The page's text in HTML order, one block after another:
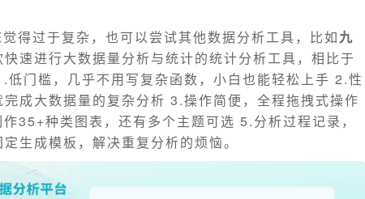
得过于复杂，也可以尝试其他数据分析工具，比如九
速进行大数据量分析与统计的统计分析工具，相比于
门槛，几乎不用写复杂函数，小白也能轻松上手 2.性
成大数据量的复杂分析 3.操作简便，全程拖拽式操作
35+种类图表，还有多个主题可选 5.分析过程记录，
生成模板，解决重复分析的烦恼。